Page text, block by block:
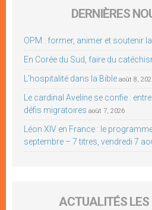
DERNIÈRES
OPM : former, animer et soutenir
En Corée du Sud, faire du
L’hospitalité dans la Bible août 8,
Le cardinal Aveline se confie :
défis migratoires août 7, 2026
Léon XIV en France : le
septembre – 7 titres, vendredi 7
ACTUALITÉS LES